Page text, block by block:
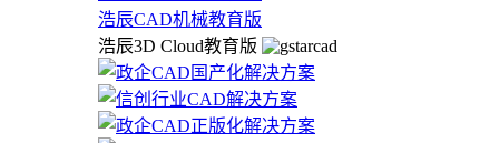
浩辰CAD机械教育版
浩辰3D Cloud教育版